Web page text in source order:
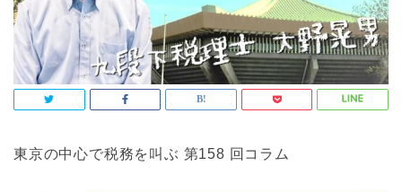
東京の中心で税務を叫ぶ 第158 回コラム